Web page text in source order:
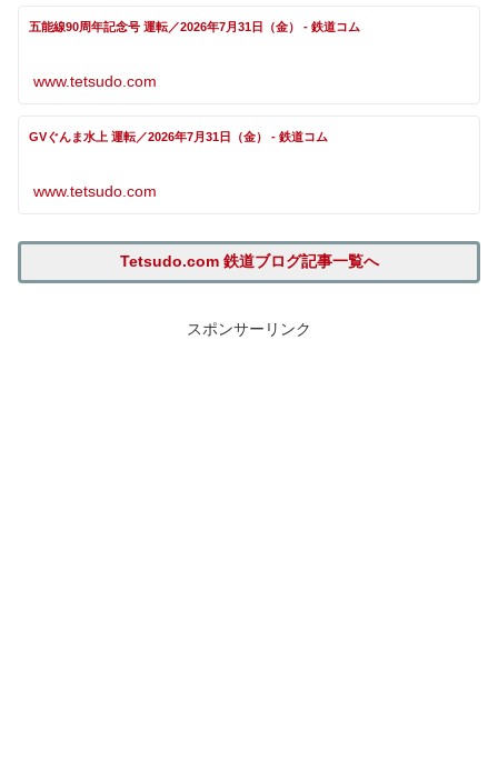
五能線90周年記念号 運転／2026年7月31日（金） - 鉄道コム
www.tetsudo.com
GVぐんま水上 運転／2026年7月31日（金） - 鉄道コム
www.tetsudo.com
Tetsudo.com 鉄道ブログ記事一覧へ
スポンサーリンク